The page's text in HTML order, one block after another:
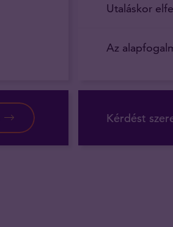
Utaláskor
Az
Kérdést